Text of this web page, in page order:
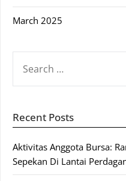
March 2025
FOR:
Recent Posts
Aktivitas Anggota Bursa:
Sepekan Di Lantai